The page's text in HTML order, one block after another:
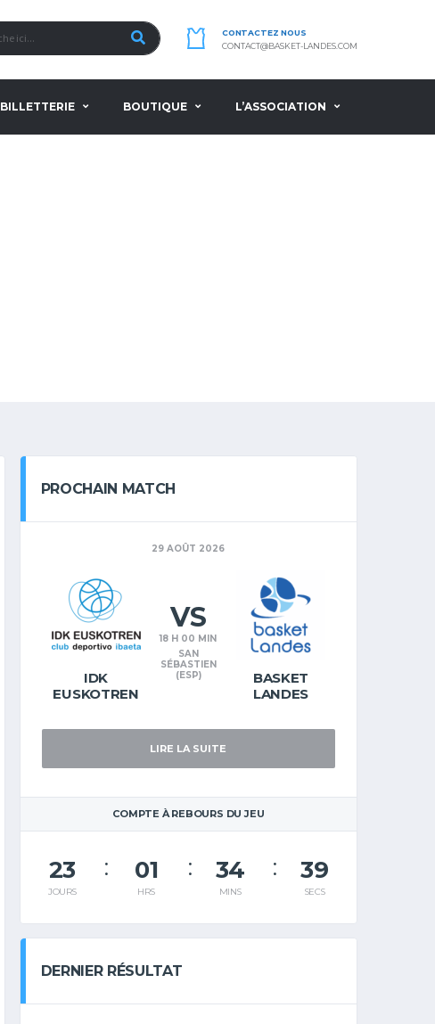
CONTACTEZ NOUS
CONTACT@BASKET-LANDES.COM
BILLETTERIE BOUTIQUE L’ASSOCIATION
PROCHAIN MATCH
29 AOÛT 2026
IDK
EUSKOTREN
BASKET
LANDES
VS
18 H 00 MIN
SAN
SÉBASTIEN
(ESP)
LIRE LA SUITE
COMPTE À REBOURS DU JEU
23
JOURS
01
HRS
34
MINS
39
SECS
DERNIER RÉSULTAT